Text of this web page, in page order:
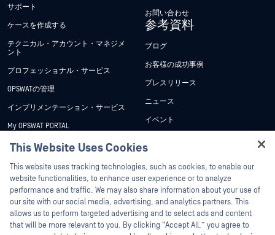
サポート
ケースを作成する
テクニカル・アカウント・マネジメ
ント
プロフェッショナル・サービス
OPSWATの管理
インプリメンテーション・サービス
My OPSWAT PORTAL
技術文書
トレーニング
脆弱性対策プログラム
パートナー
認証
テクノロジー・パートナー
お問い合わせ
参考資料
ブログ
お客様の成功事例
プレスリリース
ニュース
イベント
ホワイトペーパー
無料ツール
This Website Uses Cookies
This website uses tracking technologies, such as cookies, to enable our
website functionalities, to enhance user experience or to analyze
performance and traffic. We may also share information about your use of
our site with our social media, advertising, and analytics partners. This
allows us to perform targeted advertising and to select ads and content
that will be more relevant to you. By clicking “Accept All,” you agree to
Hey there!
I'm Ozzy, your OPSWAT virtual assistant.
How can I help you secure what's critical
today?